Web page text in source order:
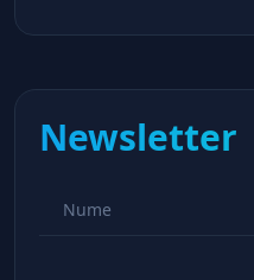
Newsletter